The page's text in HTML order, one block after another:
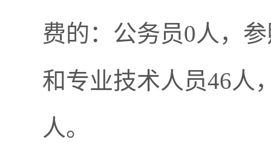
费的：公务员0人，
和专业技术人员46人
人。